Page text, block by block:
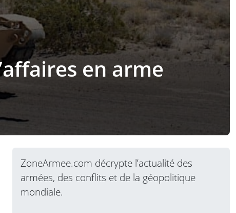
en arme
ZoneArmee.com décrypte l’actualité des
armées, des conflits et de la géopolitique
mondiale.